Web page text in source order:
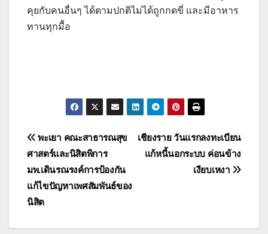
คุยกับคนอื่นๆ ได้ตามปกติไม่ได้ถูกกดขี่ และมีอาหาร
ทานทุกมื้อ
แนะแนว
เรื่อง
เชียงราย วันแรกลงทะเบียน
แก้หนี้นอกระบบ ค่อนข้าง
เงียบเหงา
พะเยา คณะสาธารณสุข
ศาสตร์และนิสิตพิการ
มพ.เดินรณรงค์การป้องกัน
แก้ไขปัญหาเพศสัมพันธ์ของ
นิสิต